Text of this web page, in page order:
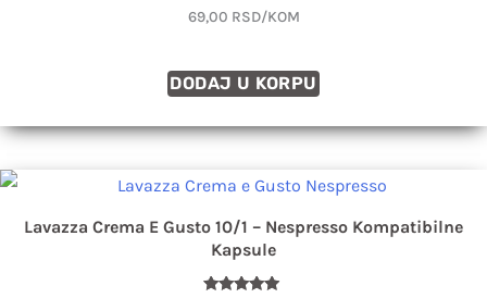
od 5
69,00 RSD/KOM
DODAJ U KORPU
Lavazza Crema E Gusto 10/1 – Nespresso Kompatibilne
Kapsule